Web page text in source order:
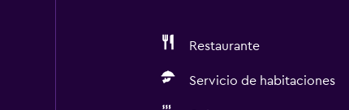
Restaurante
Servicio de habitaciones